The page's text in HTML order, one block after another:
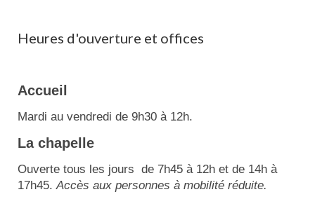
Heures d'ouverture et offices
Accueil
Mardi au vendredi de 9h30 à 12h.
La chapelle
Ouverte tous les jours de 7h45 à 12h et de 14h à
17h45.Accès aux personnes à mobilité réduite.